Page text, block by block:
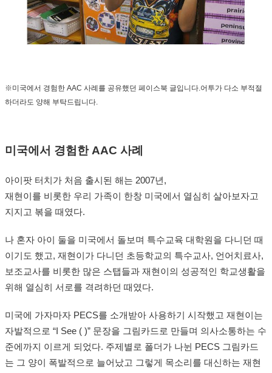
※미국에서 경험한 AAC 사례를 공유했던 페이스북 글입니다.어투가 다소 부적절
하더라도 양해 부탁드립니다.
미국에서 경험한 AAC 사례
아이팟 터치가 처음 출시된 해는 2007년,
재현이를 비롯한 우리 가족이 한창 미국에서 열심히 살아보자고
지지고 볶을 때였다.
나 혼자 아이 둘을 미국에서 돌보며 특수교육 대학원을 다니던 때
이기도 했고, 재현이가 다니던 초등학교의 특수교사, 언어치료사,
보조교사를 비롯한 많은 스탭들과 재현이의 성공적인 학교생활을
위해 열심히 서로를 격려하던 때였다.
미국에 가자마자 PECS를 소개받아 사용하기 시작했고 재현이는
자발적으로 “I See ( )” 문장을 그림카드로 만들며 의사소통하는 수
준에까지 이르게 되었다. 주제별로 폴더가 나뉜 PECS 그림카드
는 그 양이 폭발적으로 늘어났고 그렇게 목소리를 대신하는 재현